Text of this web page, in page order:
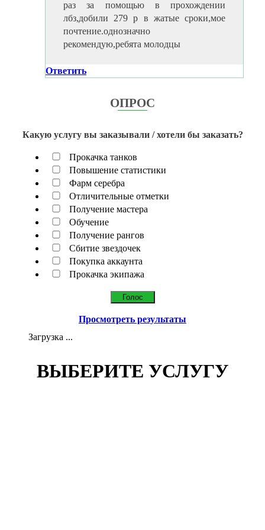
раз за помощью в прохождении
лбз,добили 279 р в жатые сроки,мое
почтение.однозначно
рекомендую,ребята молодцы
Ответить
ОПРОС
Какую услугу вы заказывали / хотели бы заказать?
Прокачка танков
Повышение статистики
Фарм серебра
Отличительные отметки
Получение мастера
Обучение
Получение рангов
Сбитие звездочек
Покупка аккаунта
Прокачка экипажа
Просмотреть результаты
Загрузка ...
ВЫБЕРИТЕ УСЛУГУ